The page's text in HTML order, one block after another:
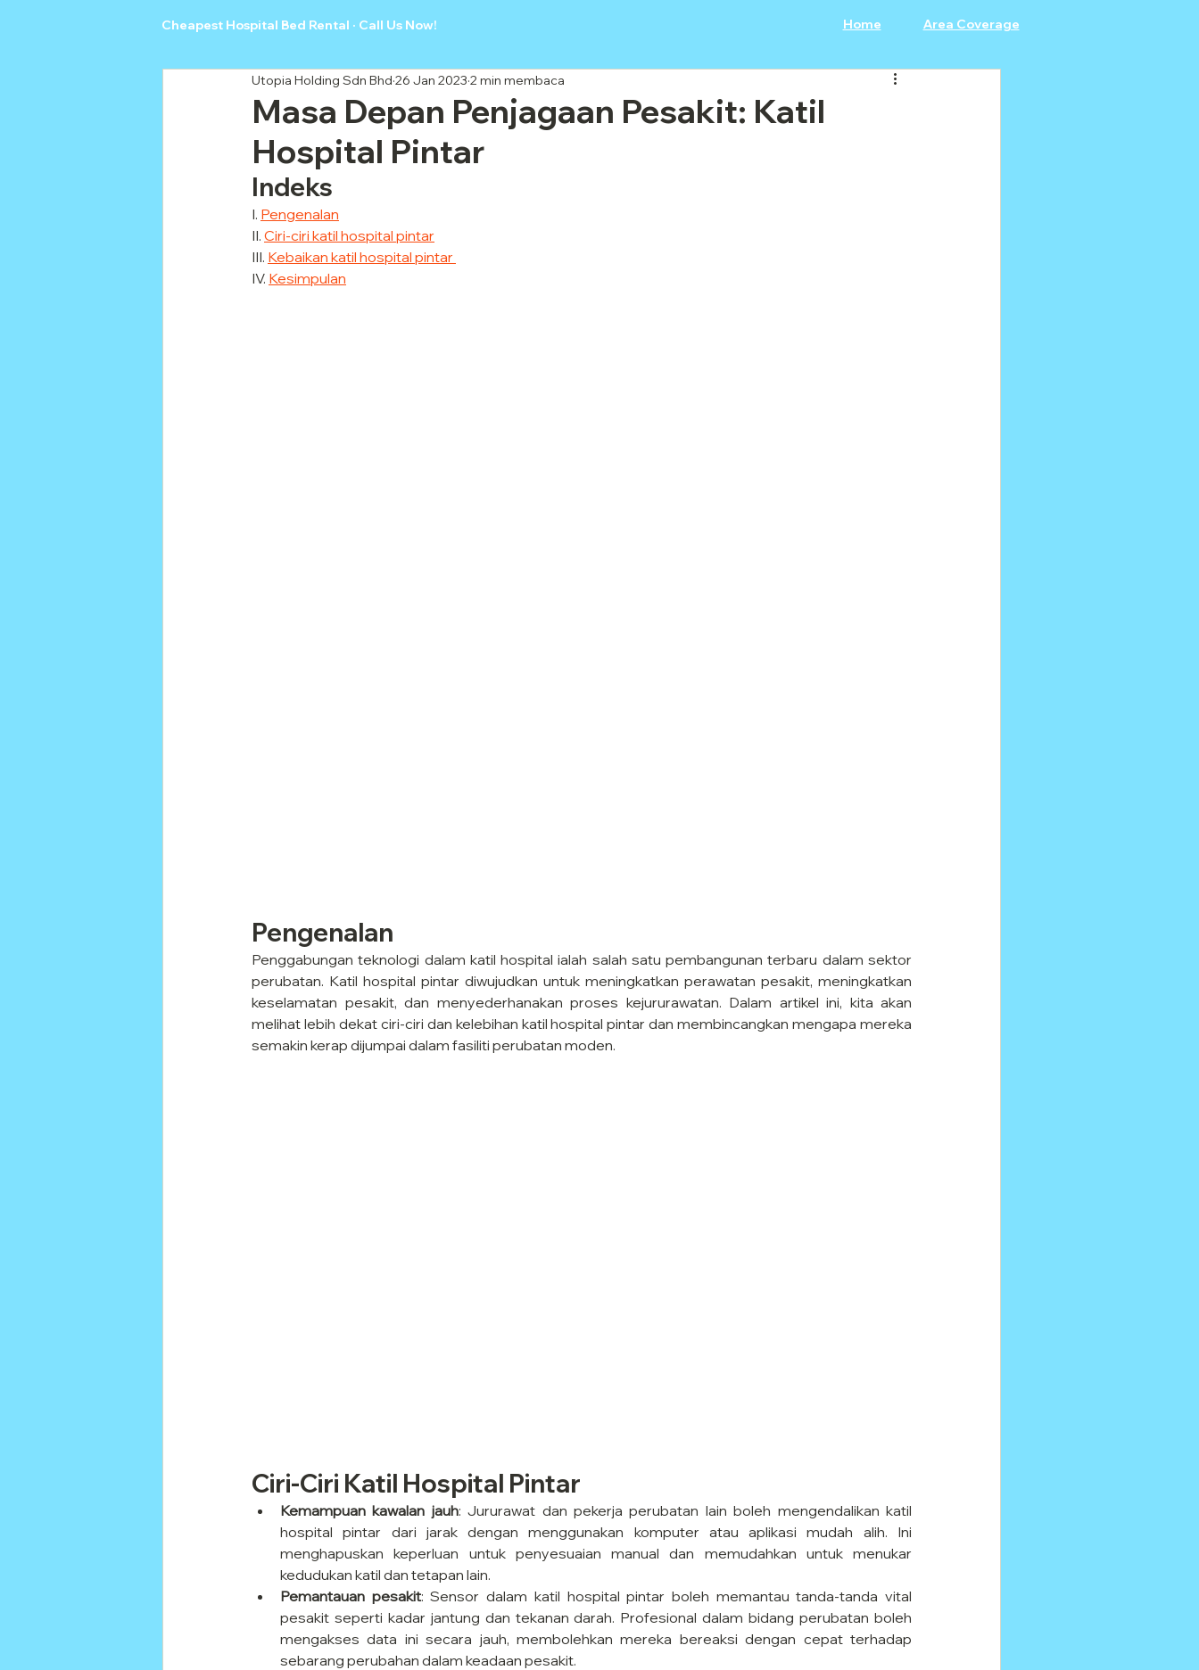
Cheapest Hospital Bed Rental · Call Us Now! Home Area Coverage
Masa Depan Penjagaan Pesakit: Katil
Hospital Pintar
Utopia Holding Sdn Bhd 26 Jan 2023 2 min membaca
Indeks
I. Pengenalan
II. Ciri-ciri katil hospital pintar
III. Kebaikan katil hospital pintar
IV. Kesimpulan
Pengenalan
Penggabungan teknologi dalam katil hospital ialah salah satu pembangunan terbaru dalam sektor
perubatan. Katil hospital pintar diwujudkan untuk meningkatkan perawatan pesakit, meningkatkan
keselamatan pesakit, dan menyederhanakan proses kejururawatan. Dalam artikel ini, kita akan
melihat lebih dekat ciri-ciri dan kelebihan katil hospital pintar dan membincangkan mengapa mereka
semakin kerap dijumpai dalam fasiliti perubatan moden.
Ciri-Ciri Katil Hospital Pintar
Kemampuan kawalan jauh: Jururawat dan pekerja perubatan lain boleh mengendalikan katil
hospital pintar dari jarak dengan menggunakan komputer atau aplikasi mudah alih. Ini
menghapuskan keperluan untuk penyesuaian manual dan memudahkan untuk menukar
kedudukan katil dan tetapan lain.
Pemantauan pesakit: Sensor dalam katil hospital pintar boleh memantau tanda-tanda vital
pesakit seperti kadar jantung dan tekanan darah. Profesional dalam bidang perubatan boleh
mengakses data ini secara jauh, membolehkan mereka bereaksi dengan cepat terhadap
sebarang perubahan dalam keadaan pesakit.